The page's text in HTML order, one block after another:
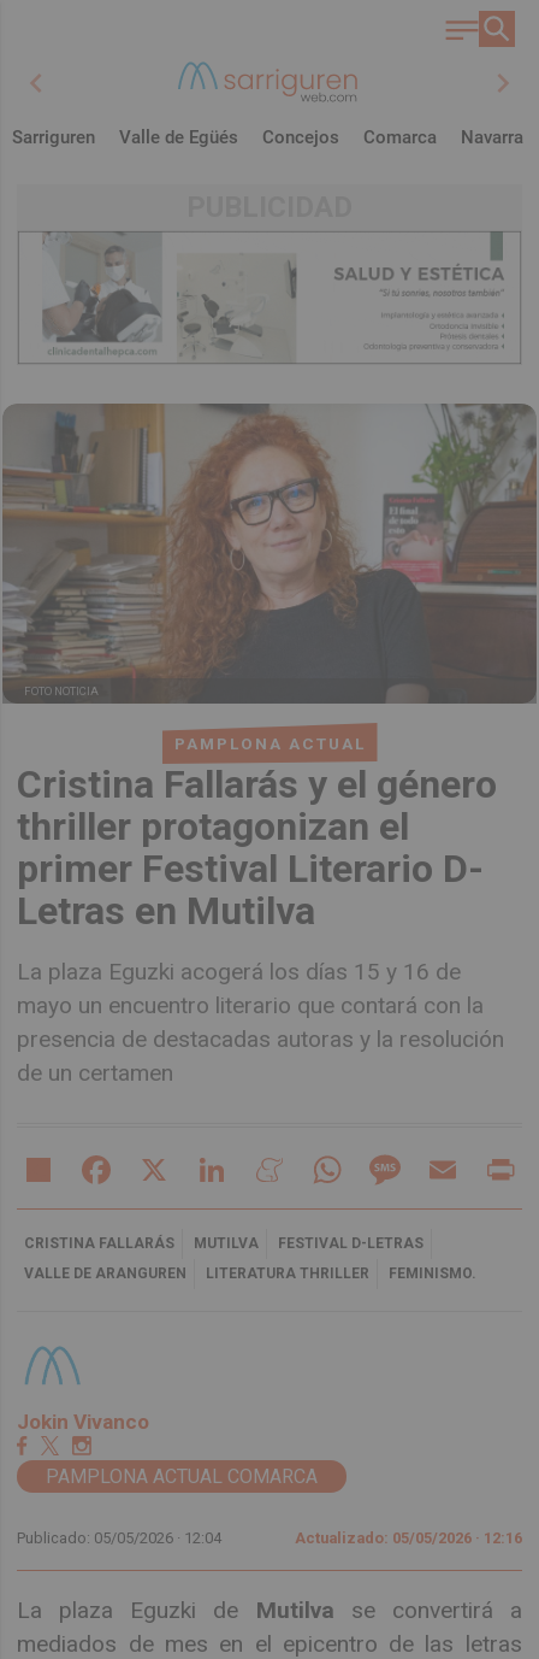
chevron_left chevron_right
Sarriguren Valle de Egüés Concejos Comarca Navarra
PAMPLONA ACTUAL
Cristina Fallarás y el género
thriller protagonizan el
primer Festival Literario D-
Letras en Mutilva
La plaza Eguzki acogerá los días 15 y 16 de
mayo un encuentro literario que contará con la
presencia de destacadas autoras y la resolución
de un certamen
FOTO NOTICIA
Share Facebook LinkedIn MeneameWhatsAppMessageEmail
CRISTINA FALLARÁS MUTILVA
FESTIVAL D-LETRAS
VALLE DE ARANGUREN
LITERATURA THRILLER FEMINISMO.
Jokin Vivanco
PAMPLONA ACTUAL COMARCA
Publicado: 05/05/2026 · 12:04 Actualizado: 05/05/2026 · 12:16
La plaza Eguzki de Mutilva se convertirá a
mediados de mes en el epicentro de las letras